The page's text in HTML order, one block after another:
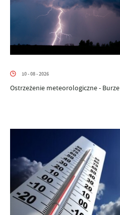
10 - 08 - 2026
Ostrzeżenie meteorologiczne - Burze